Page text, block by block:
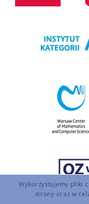
Wykorzystujemy pliki
strony oraz w